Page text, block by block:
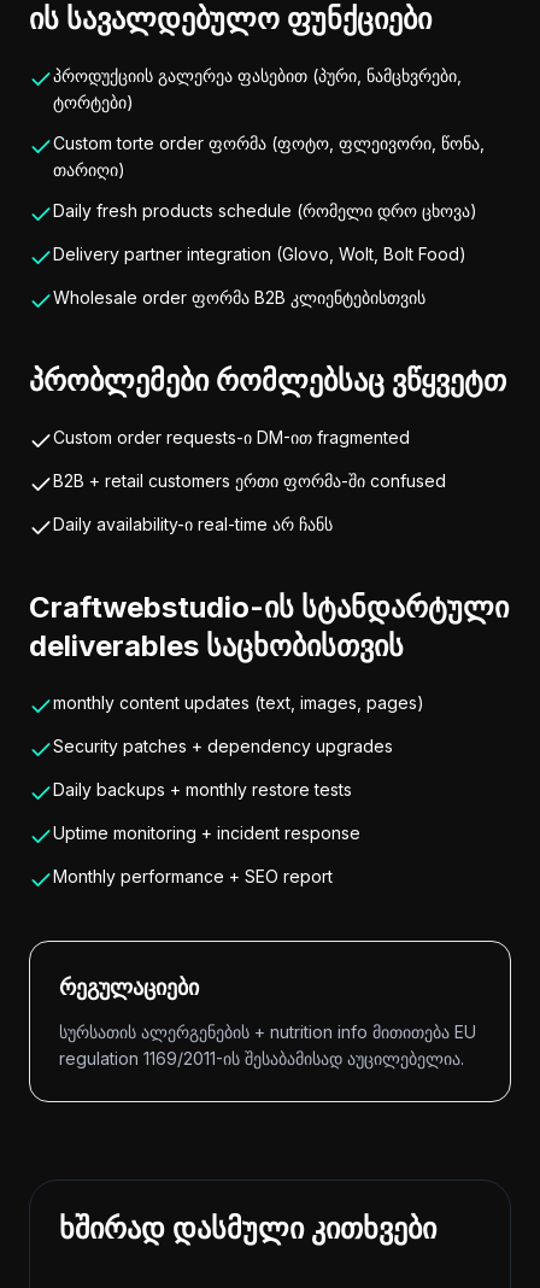
ის სავალდებულო ფუნქციები
პროდუქციის გალერეა ფასებით (პური, ნამცხვრები,
ტორტები)
Custom torte order ფორმა (ფოტო, ფლეივორი, წონა,
თარიღი)
Daily fresh products schedule (რომელი დრო ცხოვა)
Delivery partner integration (Glovo, Wolt, Bolt Food)
Wholesale order ფორმა B2B კლიენტებისთვის
პრობლემები რომლებსაც ვწყვეტთ
Custom order requests-ი DM-ით fragmented
B2B + retail customers ერთი ფორმა-ში confused
Daily availability-ი real-time არ ჩანს
Craftwebstudio-ის სტანდარტული
deliverables საცხობისთვის
monthly content updates (text, images, pages)
Security patches + dependency upgrades
Daily backups + monthly restore tests
Uptime monitoring + incident response
Monthly performance + SEO report
რეგულაციები
სურსათის ალერგენების + nutrition info მითითება EU
regulation 1169/2011-ის შესაბამისად აუცილებელია.
ხშირად დასმული კითხვები